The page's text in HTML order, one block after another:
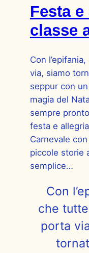
Festa
classe
Con
via, siamo
seppur con
magia del
sempre
festa e
Carnevale
piccole storie
semplice…
Con
che
porta